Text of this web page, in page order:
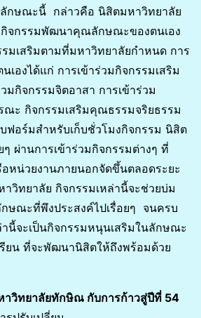
กษณะนี้ กล่าวคือ นิสิตมหาวิทยาลัย
จกรรมพัฒนาคุณลักษณะของตนเอง
รมเสริมตามที่มหาวิทยาลัยกำหนด การ
องได้แก่ การเข้าร่วมกิจกรรมเสริม
มกิจกรรมจิตอาสา การเข้าร่วม
ณะ กิจกรรมเสริมคุณธรรมจริยธรรม
ฟอร์มสำหรับเก็บชั่วโมงกิจกรรม นิสิต
ๆ ผ่านการเข้าร่วมกิจกรรมต่างๆ ที่
หน่วยงานภายนอกจัดขึ้นตลอดระยะ
าวิทยาลัย กิจกรรมเหล่านี้จะช่วยบ่ม
ษณะที่พึงประสงค์ไปเรื่อยๆ จนครบ
นี้จะเป็นกิจกรรมหนุนเสริมในลักษณะ
ยน ที่จะพัฒนานิสิตให้ถึงพร้อมด้วย
าวิทยาลัยทักษิณ กับการก้าวสู่ปีที่ 54